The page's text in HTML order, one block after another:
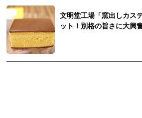
文明堂工場「窯出しカス
ット！別格の旨さに大興